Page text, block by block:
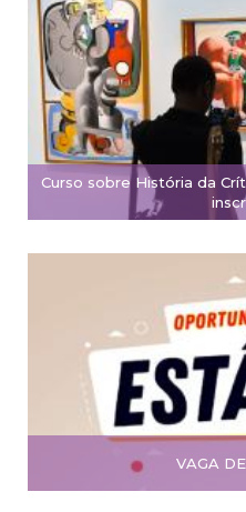
Curso sobre História da
VAGA